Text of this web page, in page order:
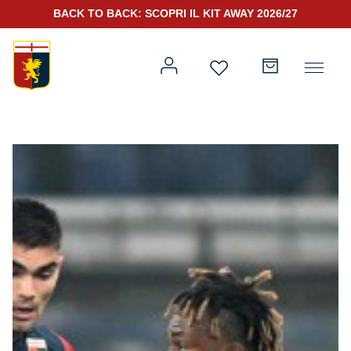
Prima squadra
Genoa for Special
Training
Rappresentanza
Kit Gara 25/26
BACK TO BACK: SCOPRI IL KIT AWAY 2026/27